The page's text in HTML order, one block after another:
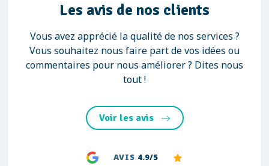
Les avis de nos clients
Vous avez apprécié la qualité de nos services ?
Vous souhaitez nous faire part de vos idées ou
commentaires pour nous améliorer ? Dites nous
tout !
Voir les avis
AVIS 4.9/5